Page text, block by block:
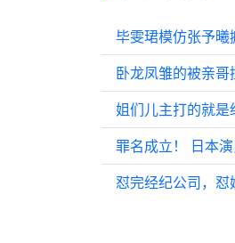
罪名成立！ 日本